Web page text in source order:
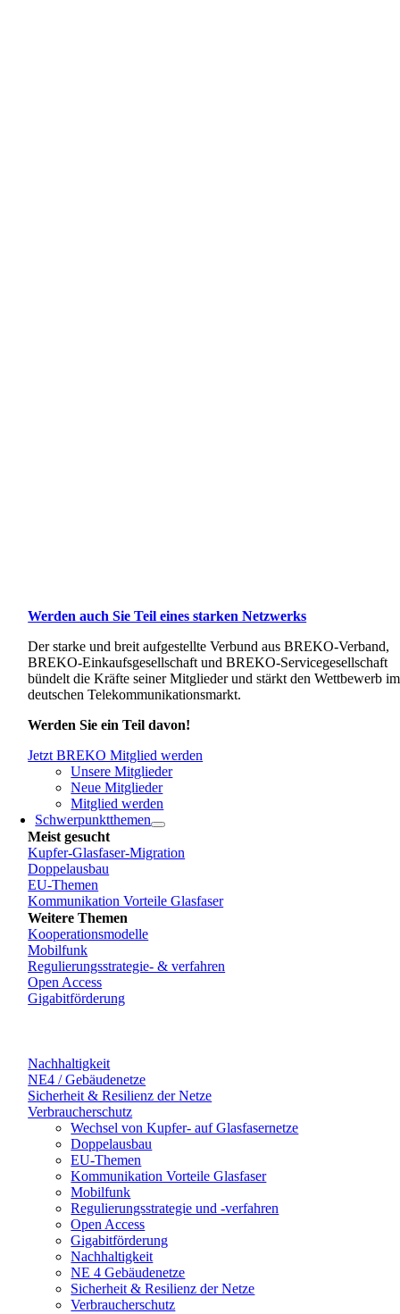
Werden auch Sie Teil eines starken Netzwerks
Der starke und breit aufgestellte Verbund aus BREKO-Verband,
BREKO-Einkaufsgesellschaft und BREKO-Servicegesellschaft
bündelt die Kräfte seiner Mitglieder und stärkt den Wettbewerb im
deutschen Telekommunikationsmarkt.
Werden Sie ein Teil davon!
Jetzt BREKO Mitglied werden
Unsere Mitglieder
Neue Mitglieder
Mitglied werden
Schwerpunktthemen
Meist gesucht
Kupfer-Glasfaser-Migration
Doppelausbau
EU-Themen
Kommunikation Vorteile Glasfaser
Weitere Themen
Kooperationsmodelle
Mobilfunk
Regulierungsstrategie- & verfahren
Open Access
Gigabitförderung
Nachhaltigkeit
NE4 / Gebäudenetze
Sicherheit & Resilienz der Netze
Verbraucherschutz
Wechsel von Kupfer- auf Glasfasernetze
Doppelausbau
EU-Themen
Kommunikation Vorteile Glasfaser
Mobilfunk
Regulierungsstrategie und -verfahren
Open Access
Gigabitförderung
Nachhaltigkeit
NE 4 Gebäudenetze
Sicherheit & Resilienz der Netze
Verbraucherschutz